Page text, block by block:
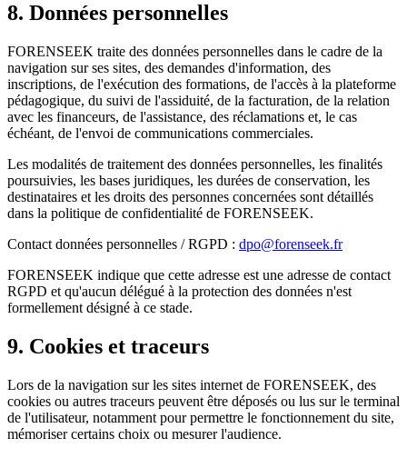
8. Données personnelles
FORENSEEK traite des données personnelles dans le cadre de la
navigation sur ses sites, des demandes d'information, des
inscriptions, de l'exécution des formations, de l'accès à la plateforme
pédagogique, du suivi de l'assiduité, de la facturation, de la relation
avec les financeurs, de l'assistance, des réclamations et, le cas
échéant, de l'envoi de communications commerciales.
Les modalités de traitement des données personnelles, les finalités
poursuivies, les bases juridiques, les durées de conservation, les
destinataires et les droits des personnes concernées sont détaillés
dans la politique de confidentialité de FORENSEEK.
Contact données personnelles / RGPD : dpo@forenseek.fr
FORENSEEK indique que cette adresse est une adresse de contact
RGPD et qu'aucun délégué à la protection des données n'est
formellement désigné à ce stade.
9. Cookies et traceurs
Lors de la navigation sur les sites internet de FORENSEEK, des
cookies ou autres traceurs peuvent être déposés ou lus sur le terminal
de l'utilisateur, notamment pour permettre le fonctionnement du site,
mémoriser certains choix ou mesurer l'audience.